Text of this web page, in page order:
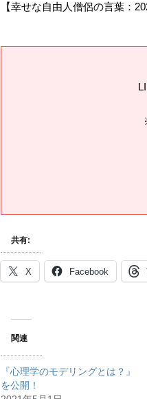
【幸せな自由人僧侶の言葉：
共有:
X Facebook
関連
『心理学のモデリングとは？』
を公開！